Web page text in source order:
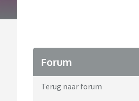
Forum
Terug naar forum